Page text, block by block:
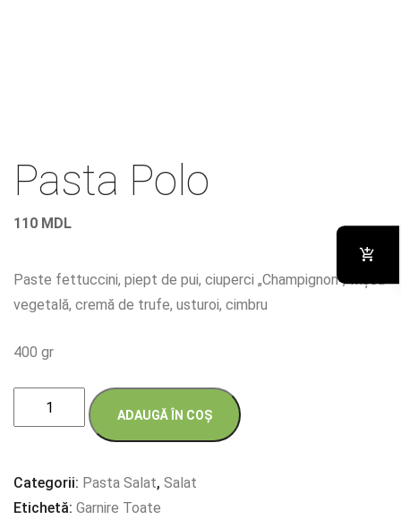
Pasta Polo
110 MDL
Paste fettuccini, piept de pui, ciuperci „Champignon”, frișcă
vegetală, cremă de trufe, usturoi, cimbru
400 gr
Cantitate
Pasta
ADAUGĂ ÎN COȘ
Categorii: Pasta Salat, Salat
Etichetă: Garnire Toate